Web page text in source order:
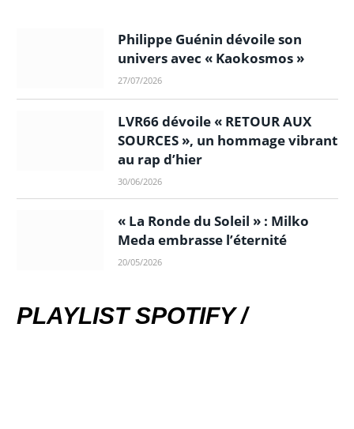
Philippe Guénin dévoile son
univers avec « Kaokosmos »
27/07/2026
LVR66 dévoile « RETOUR AUX
SOURCES », un hommage vibrant
au rap d’hier
30/06/2026
« La Ronde du Soleil » : Milko
Meda embrasse l’éternité
20/05/2026
PLAYLIST SPOTIFY /